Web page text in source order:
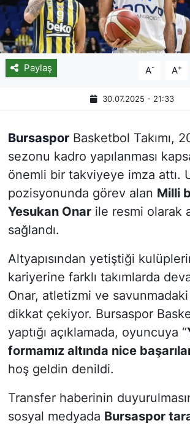
Paylaş A- A+
30.07.2025 - 21:33
BursasporBasketbol Takımı,
sezonu kadro yapılanması
önemli bir takviyeye imza attı.
pozisyonunda görev alan Milli
Yesukan Onarile resmi olarak
sağlandı.
Altyapısından yetiştiği
kariyerine farklı takımlarda
Onar, atletizmi ve
dikkat çekiyor. Bursaspor
yaptığı açıklamada, oyuncuya “
formamız altında nice
hoş geldin denildi.
Transfer haberinin
sosyal medyada Bursaspor